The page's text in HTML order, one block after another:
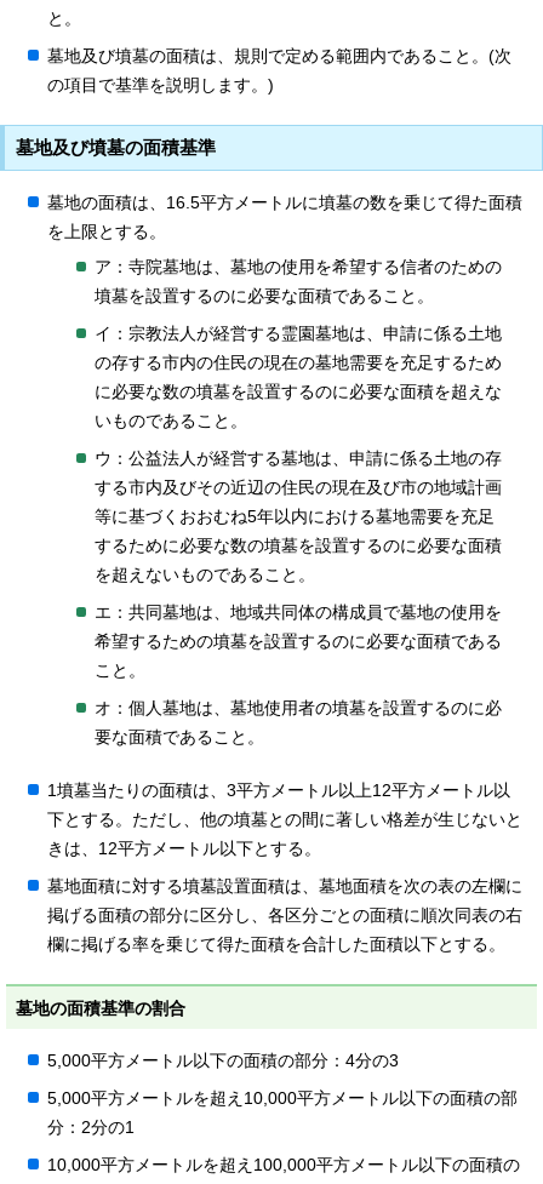
と。
墓地及び墳墓の面積は、規則で定める範囲内であること。(次
の項目で基準を説明します。)
墓地及び墳墓の面積基準
墓地の面積は、16.5平方メートルに墳墓の数を乗じて得た面積
を上限とする。
ア：寺院墓地は、墓地の使用を希望する信者のための
墳墓を設置するのに必要な面積であること。
イ：宗教法人が経営する霊園墓地は、申請に係る土地
の存する市内の住民の現在の墓地需要を充足するため
に必要な数の墳墓を設置するのに必要な面積を超えな
いものであること。
ウ：公益法人が経営する墓地は、申請に係る土地の存
する市内及びその近辺の住民の現在及び市の地域計画
等に基づくおおむね5年以内における墓地需要を充足
するために必要な数の墳墓を設置するのに必要な面積
を超えないものであること。
エ：共同墓地は、地域共同体の構成員で墓地の使用を
希望するための墳墓を設置するのに必要な面積である
こと。
オ：個人墓地は、墓地使用者の墳墓を設置するのに必
要な面積であること。
1墳墓当たりの面積は、3平方メートル以上12平方メートル以
下とする。ただし、他の墳墓との間に著しい格差が生じないと
きは、12平方メートル以下とする。
墓地面積に対する墳墓設置面積は、墓地面積を次の表の左欄に
掲げる面積の部分に区分し、各区分ごとの面積に順次同表の右
欄に掲げる率を乗じて得た面積を合計した面積以下とする。
墓地の面積基準の割合
5,000平方メートル以下の面積の部分：4分の3
5,000平方メートルを超え10,000平方メートル以下の面積の部
分：2分の1
10,000平方メートルを超え100,000平方メートル以下の面積の